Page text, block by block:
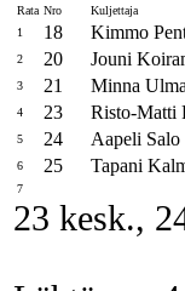
Rata Nro Kuljettaja
1
18 Kimmo
2 20 Jouni
3 21 Minna
4 23 Risto-Matti
5 24 Aapeli Salo
6 25 Tapani
7
23 kesk.,